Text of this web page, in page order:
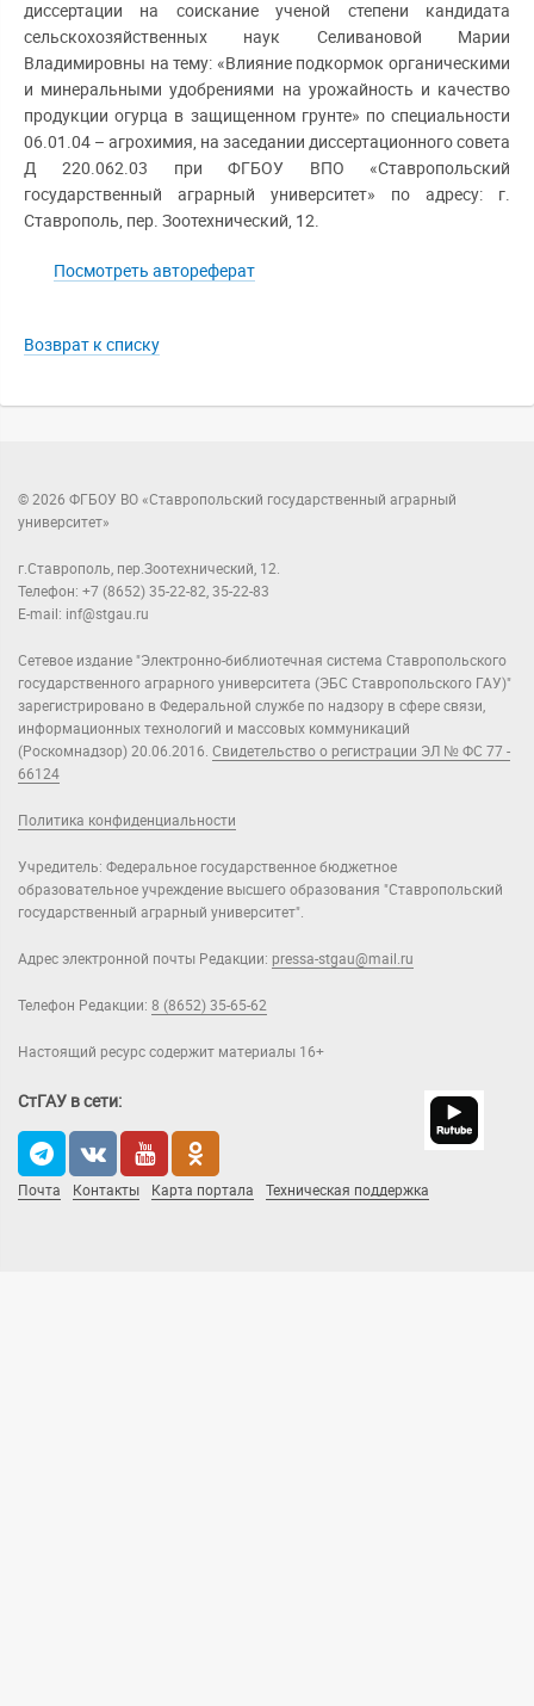
диссертации на соискание ученой степени кандидата
сельскохозяйственных наук Селивановой Марии
Владимировны на тему: «Влияние подкормок органическими
и минеральными удобрениями на урожайность и качество
продукции огурца в защищенном грунте» по специальности
06.01.04 – агрохимия, на заседании диссертационного совета
Д 220.062.03 при ФГБОУ ВПО «Ставропольский
государственный аграрный университет» по адресу: г.
Ставрополь, пер. Зоотехнический, 12.
Посмотреть автореферат
Возврат к списку
© 2026 ФГБОУ ВО «Ставропольский государственный аграрный
университет»
г.Ставрополь, пер.Зоотехнический, 12.
Телефон: +7 (8652) 35-22-82, 35-22-83
E-mail: inf@stgau.ru
Сетевое издание "Электронно-библиотечная система Ставропольского
государственного аграрного университета (ЭБС Ставропольского ГАУ)"
зарегистрировано в Федеральной службе по надзору в сфере связи,
информационных технологий и массовых коммуникаций
(Роскомнадзор) 20.06.2016. Свидетельство о регистрации ЭЛ № ФС 77 -
66124
Политика конфиденциальности
Учредитель: Федеральное государственное бюджетное
образовательное учреждение высшего образования "Ставропольский
государственный аграрный университет".
Адрес электронной почты Редакции: pressa-stgau@mail.ru
Телефон Редакции: 8 (8652) 35-65-62
Настоящий ресурс содержит материалы 16+
СтГАУ в сети:
Почта Контакты Карта портала Техническая поддержка